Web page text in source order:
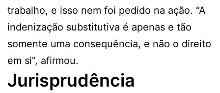
trabalho, e isso nem foi pedido na ação. “A
indenização substitutiva é apenas e tão
somente uma consequência, e não o direito
em si”, afirmou.
Jurisprudência